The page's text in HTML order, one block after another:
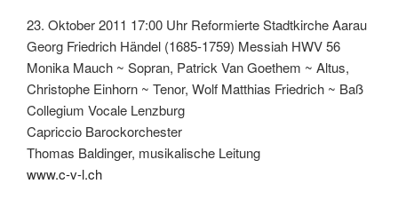
23. Oktober 2011 17:00 Uhr Reformierte Stadtkirche Aarau
Georg Friedrich Händel (1685-1759) Messiah HWV 56
Monika Mauch ~ Sopran, Patrick Van Goethem ~ Altus,
Christophe Einhorn ~ Tenor, Wolf Matthias Friedrich ~ Baß
Collegium Vocale Lenzburg
Capriccio Barockorchester
Thomas Baldinger, musikalische Leitung
www.c-v-l.ch